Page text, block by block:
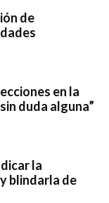
de
en la
duda alguna”
la
blindarla de